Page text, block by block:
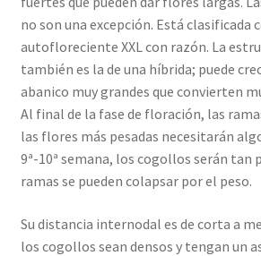
no son una excepción. Está clasificada
autofloreciente XXL con razón. La
también es la de una híbrida; puede
abanico muy grandes que convierten
Al final de la fase de floración, las
las flores más pesadas necesitarán
9ª-10ª semana, los cogollos serán tan
ramas se pueden colapsar por el peso.
Su distancia internodal es de corta a
los cogollos sean densos y tengan un